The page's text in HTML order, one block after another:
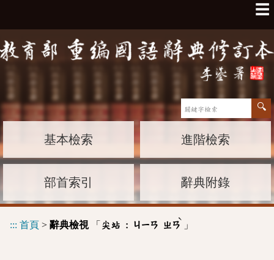
☰
基本檢索 進階檢索
部首索引 辭典附錄
::: 首頁 > 辭典檢視「 尖站 : ㄐㄧㄢ ㄓㄢ
ˋ
」